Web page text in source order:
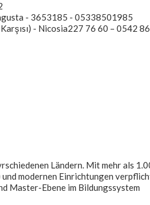
- 3653185 - 05338501985
- Nicosia227 76 60 – 0542
Ländern. Mit mehr als
modernen Einrichtungen
Master-Ebene im Bildungssystem